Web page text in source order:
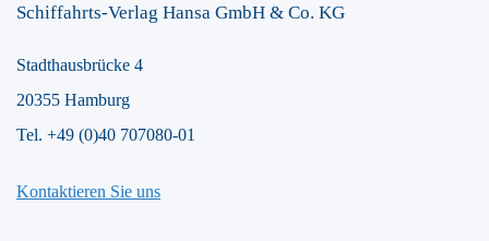
Schiffahrts-Verlag Hansa GmbH & Co. KG
Stadthausbrücke 4
20355 Hamburg
Tel. +49 (0)40 707080-01
Kontaktieren Sie uns